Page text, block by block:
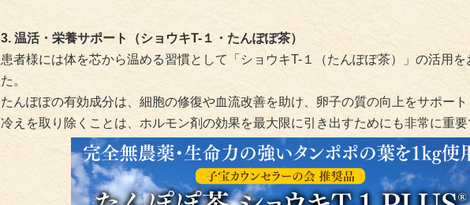
3. 温活・栄養サポート（ショウキT-１・たんぽぽ茶）
患者様には体を芯から温める習慣として「ショウキT-１（たんぽぽ茶）」の活用を
た。
たんぽぽの有効成分は、細胞の修復や血流改善を助け、卵子の質の向上をサポート
冷えを取り除くことは、ホルモン剤の効果を最大限に引き出すためにも非常に重要